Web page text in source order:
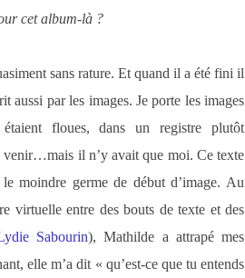
cet album-là ?
sans rature. Et quand il a été fini il
par les images. Je porte les images
floues, dans un registre plutôt
venir…mais il n’y avait que moi. Ce texte
moindre germe de début d’image. Au
virtuelle entre des bouts de texte et des
Sabourin), Mathilde a attrapé mes
elle m’a dit « qu’est-ce que tu entends